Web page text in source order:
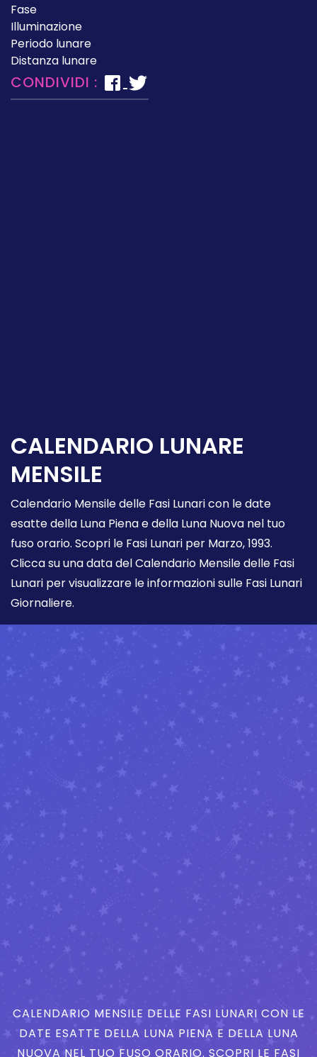
Fase
Illuminazione
Periodo lunare
Distanza lunare
CONDIVIDI :
CALENDARIO LUNARE
MENSILE
Calendario Mensile delle Fasi Lunari con le date
esatte della Luna Piena e della Luna Nuova nel tuo
fuso orario. Scopri le Fasi Lunari per Marzo, 1993.
Clicca su una data del Calendario Mensile delle Fasi
Lunari per visualizzare le informazioni sulle Fasi Lunari
Giornaliere.
CALENDARIO MENSILE DELLE FASI LUNARI CON LE
DATE ESATTE DELLA LUNA PIENA E DELLA LUNA
NUOVA NEL TUO FUSO ORARIO. SCOPRI LE FASI